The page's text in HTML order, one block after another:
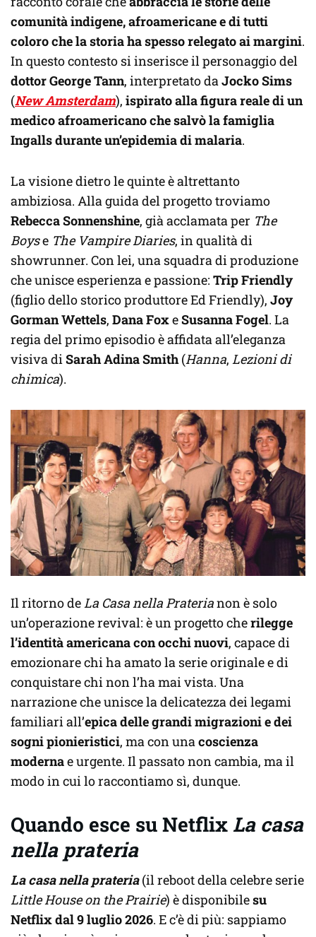
comunità indigene, afroamericane e di tutti
coloro che la storia ha spesso relegato ai margini.
In questo contesto si inserisce il personaggio del
dottor George Tann, interpretato da Jocko Sims
(New Amsterdam), ispirato alla figura reale di un
medico afroamericano che salvò la famiglia
Ingalls durante un’epidemia di malaria.
La visione dietro le quinte è altrettanto
ambiziosa. Alla guida del progetto troviamo
Rebecca Sonnenshine, già acclamata per The
Boyse The Vampire Diaries, in qualità di
showrunner. Con lei, una squadra di produzione
che unisce esperienza e passione: Trip Friendly
(figlio dello storico produttore Ed Friendly), Joy
Gorman Wettels, Dana FoxeSusanna Fogel. La
regia del primo episodio è affidata all’eleganza
visiva di Sarah Adina Smith (Hanna, Lezioni di
chimica).
Il ritorno de La Casa nella Praterianon è solo
un’operazione revival: è un progetto cherilegge
l’identità americana con occhi nuovi, capace di
emozionare chi ha amato la serie originale e di
conquistare chi non l’ha mai vista. Una
narrazione che unisce la delicatezza dei legami
familiari all’epica delle grandi migrazioni e dei
sogni pionieristici, ma con una coscienza
modernae urgente. Il passato non cambia, ma il
modo in cui lo raccontiamo sì, dunque.
Quando esce su NetflixLa casa
nella prateria
La casa nella prateria(il reboot della celebre serie
Little House on the Prairie) è disponibilesu
Netflix dal 9 luglio 2026. E c’è di più: sappiamo